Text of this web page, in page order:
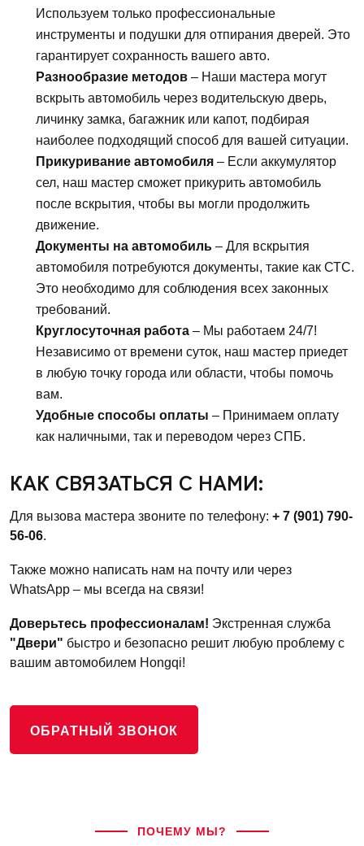
Используем только профессиональные
инструменты и подушки для отпирания дверей. Это
гарантирует сохранность вашего авто.
Разнообразие методов – Наши мастера могут
вскрыть автомобиль через водительскую дверь,
личинку замка, багажник или капот, подбирая
наиболее подходящий способ для вашей ситуации.
Прикуривание автомобиля – Если аккумулятор
сел, наш мастер сможет прикурить автомобиль
после вскрытия, чтобы вы могли продолжить
движение.
Документы на автомобиль – Для вскрытия
автомобиля потребуются документы, такие как СТС.
Это необходимо для соблюдения всех законных
требований.
Круглосуточная работа – Мы работаем 24/7!
Независимо от времени суток, наш мастер приедет
в любую точку города или области, чтобы помочь
вам.
Удобные способы оплаты – Принимаем оплату
как наличными, так и переводом через СПБ.
КАК СВЯЗАТЬСЯ С НАМИ:
Для вызова мастера звоните по телефону: + 7 (901) 790-
56-06.
Также можно написать нам на почту или через
WhatsApp – мы всегда на связи!
Доверьтесь профессионалам! Экстренная служба
"Двери" быстро и безопасно решит любую проблему с
вашим автомобилем Hongqi!
ОБРАТНЫЙ ЗВОНОК
ПОЧЕМУ МЫ?